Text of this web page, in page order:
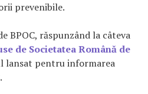
prevenibile.
BPOC, răspunzând la câteva
de Societatea Română de
lansat pentru informarea